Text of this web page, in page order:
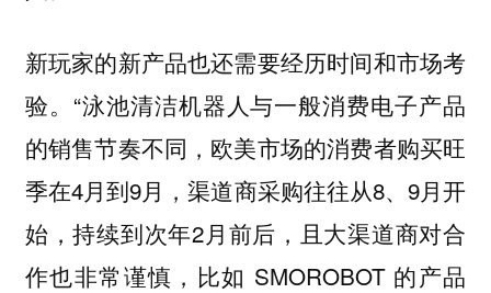
新玩家的新产品也还需要经历时间和市场考
验。“泳池清洁机器人与一般消费电子产品
的销售节奏不同，欧美市场的消费者购买旺
季在4月到9月，渠道商采购往往从8、9月开
始，持续到次年2月前后，且大渠道商对合
作也非常谨慎，比如 SMOROBOT 的产品